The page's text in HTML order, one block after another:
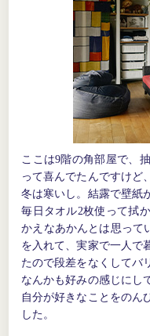
ここは9階の角部屋で、
って喜んでたんですけど
冬は寒いし。結露で壁紙
毎日タオル2枚使って拭
かえなあかんとは思って
を入れて、実家で一人で
たので段差をなくしてバ
なんかも好みの感じにし
自分が好きなことをのん
した。